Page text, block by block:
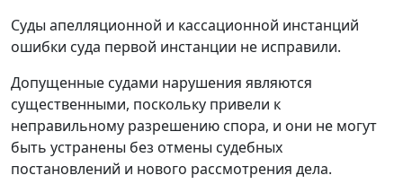
Суды апелляционной и кассационной инстанций
ошибки суда первой инстанции не исправили.
Допущенные судами нарушения являются
существенными, поскольку привели к
неправильному разрешению спора, и они не могут
быть устранены без отмены судебных
постановлений и нового рассмотрения дела.